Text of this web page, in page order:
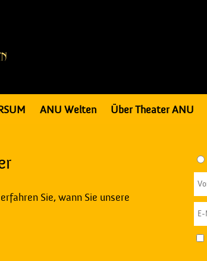
ANU Welten Über Theater ANU
Sie, wann Sie unsere